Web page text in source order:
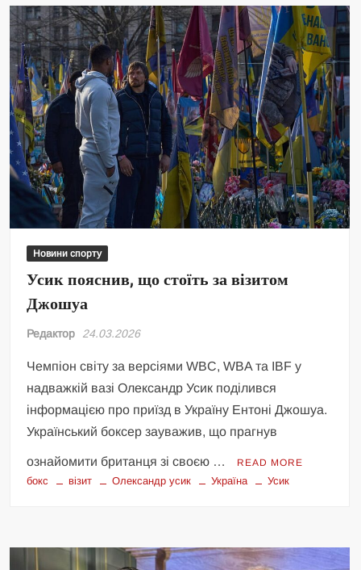
Новини спорту
Усик пояснив, що стоїть за візитом
Джошуа
Редактор 24.03.2026
Чемпіон світу за версіями WBC, WBA та IBF у
надважкій вазі Олександр Усик поділився
інформацією про приїзд в Україну Ентоні Джошуа.
Український боксер зауважив, що прагнув
ознайомити британця зі своєю … READ MORE
бокс візит Олександр усик Україна Усик